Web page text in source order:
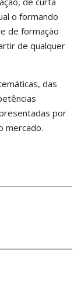
o formando
de formação
de qualquer
das
por
mercado.